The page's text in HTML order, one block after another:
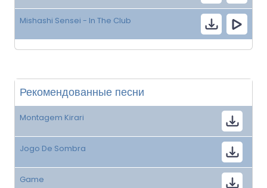
Mishashi Sensei - In The Club
Рекомендованные песни
Montagem Kirari
Jogo De Sombra
Game